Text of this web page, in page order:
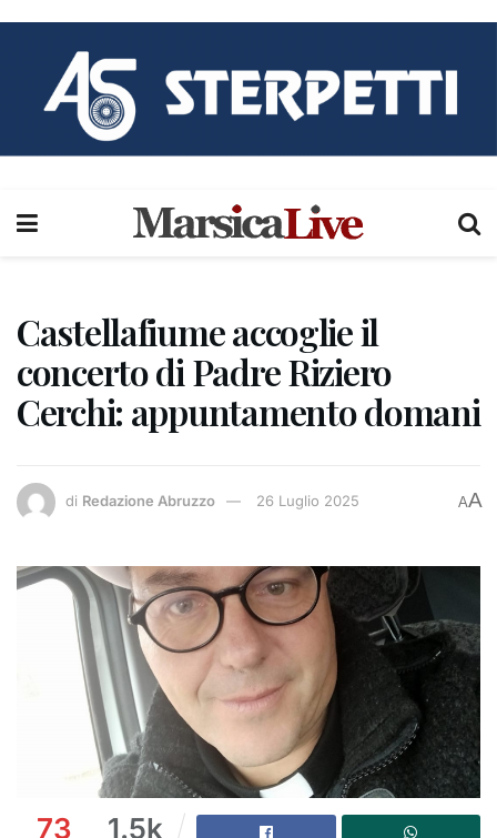
Castellafiume accoglie il
concerto di Padre Riziero
Cerchi: appuntamento domani
di Redazione Abruzzo 26 Luglio 2025 AA
73 1.5k